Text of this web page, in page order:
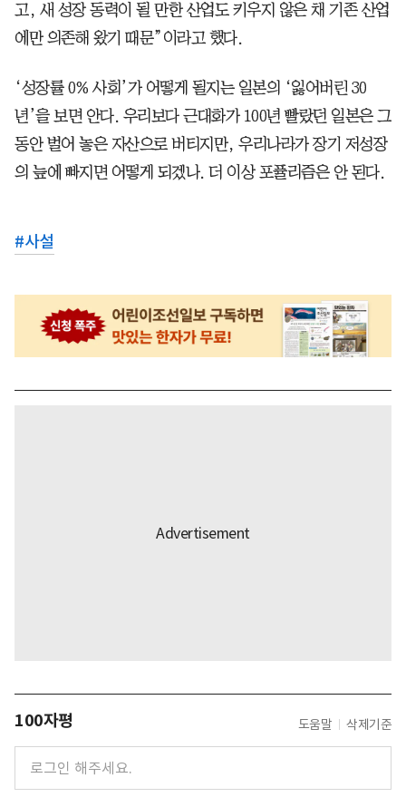
고, 새 성장 동력이 될 만한 산업도 키우지 않은 채 기존 산업
에만 의존해 왔기 때문”이라고 했다.
‘성장률 0% 사회’가 어떻게 될지는 일본의 ‘잃어버린 30
년’을 보면 안다. 우리보다 근대화가 100년 빨랐던 일본은 그
동안 벌어 놓은 자산으로 버티지만, 우리나라가 장기 저성장
의 늪에 빠지면 어떻게 되겠나. 더 이상 포퓰리즘은 안 된다.
#사설
100자평 도움말 삭제기준